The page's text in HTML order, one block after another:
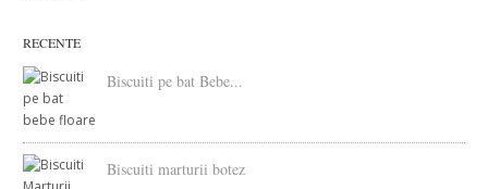
RECENTE
Biscuiti pe bat Bebe...
Biscuiti marturii botez